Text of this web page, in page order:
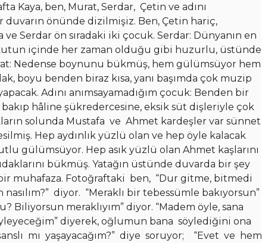
Kaya, ben, Murat, Serdar, Çetin ve adını
duvarın önünde dizilmişiz. Ben, Çetin hariç,
Serdar ön sıradaki iki çocuk. Serdar: Dünyanın en
içinde her zaman olduğu gibi huzurlu, üstünde
Nedense boynunu bükmüş, hem gülümsüyor hem
boyu benden biraz kısa, yanı başımda çok muzip
Adını anımsayamadığım çocuk: Benden bir
hâline şükredercesine, eksik süt dişleriyle çok
solunda Mustafa ve Ahmet kardeşler var sünnet
Hep aydınlık yüzlü olan ve hep öyle kalacak
gülümsüyor. Hep asık yüzlü olan Ahmet kaşlarını
bükmüş. Yatağın üstünde duvarda bir şey
muhafaza. Fotoğraftaki ben, “Dur gitme, bitmedi
diyor. “Meraklı bir tebessümle bakıyorsun”
Biliyorsun meraklıyım” diyor. “Madem öyle, sana
diyerek, oğlumun bana söylediğini ona
mı yaşayacağım?” diye soruyor; “Evet ve hem